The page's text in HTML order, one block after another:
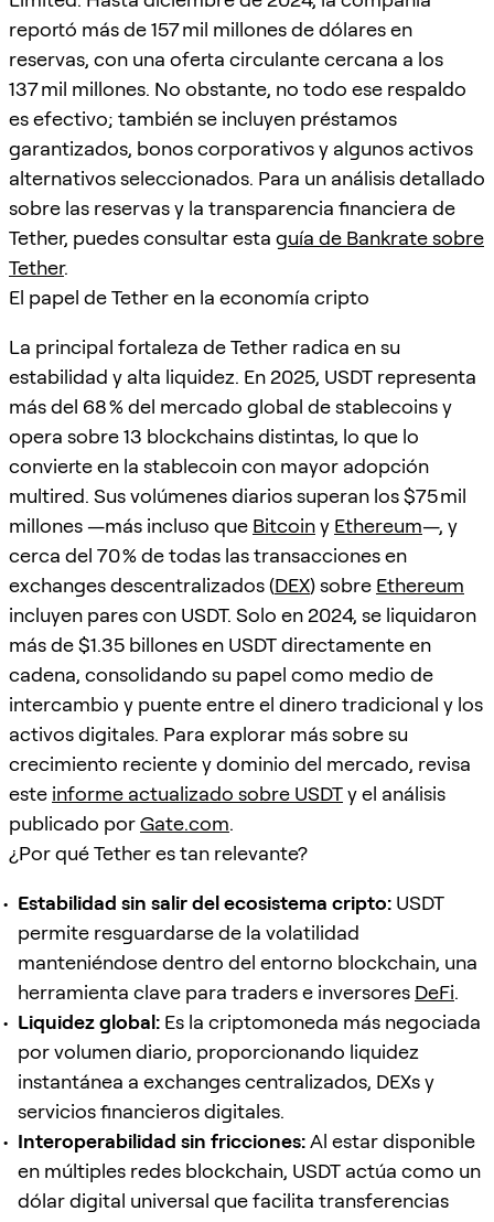
reportó más de 157 mil millones de dólares en
reservas, con una oferta circulante cercana a los
137 mil millones. No obstante, no todo ese respaldo
es efectivo; también se incluyen préstamos
garantizados, bonos corporativos y algunos activos
alternativos seleccionados. Para un análisis detallado
sobre las reservas y la transparencia financiera de
Tether, puedes consultar esta guía de Bankrate sobre
Tether.
El papel de Tether en la economía cripto
La principal fortaleza de Tether radica en su
estabilidad y alta liquidez. En 2025, USDT representa
más del 68 % del mercado global de stablecoins y
opera sobre 13 blockchains distintas, lo que lo
convierte en la stablecoin con mayor adopción
multired. Sus volúmenes diarios superan los $75 mil
millones —más incluso que Bitcoiny Ethereum—, y
cerca del 70 % de todas las transacciones en
exchanges descentralizados (DEX) sobre Ethereum
incluyen pares con USDT. Solo en 2024, se liquidaron
más de $1.35 billones en USDT directamente en
cadena, consolidando su papel como medio de
intercambio y puente entre el dinero tradicional y los
activos digitales. Para explorar más sobre su
crecimiento reciente y dominio del mercado, revisa
este informe actualizado sobre USDTy el análisis
publicado porGate.com.
¿Por qué Tether es tan relevante?
Estabilidad sin salir del ecosistema cripto: USDT
permite resguardarse de la volatilidad
manteniéndose dentro del entorno blockchain, una
herramienta clave para traders e inversores DeFi.
Liquidez global: Es la criptomoneda más negociada
por volumen diario, proporcionando liquidez
instantánea a exchanges centralizados, DEXs y
servicios financieros digitales.
Interoperabilidad sin fricciones:Al estar disponible
en múltiples redes blockchain, USDT actúa como un
dólar digital universal que facilita transferencias